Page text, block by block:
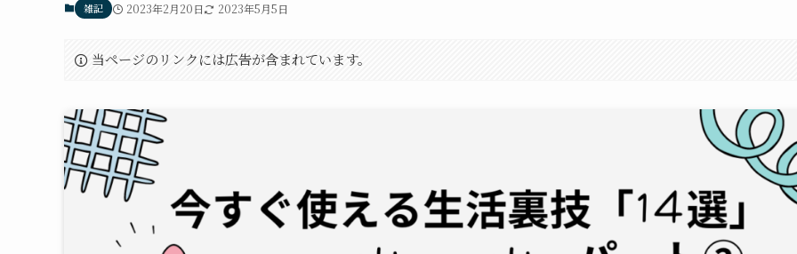
雑記 2023年2月20日 2023年5月5日
当ページのリンクには広告が含まれています。